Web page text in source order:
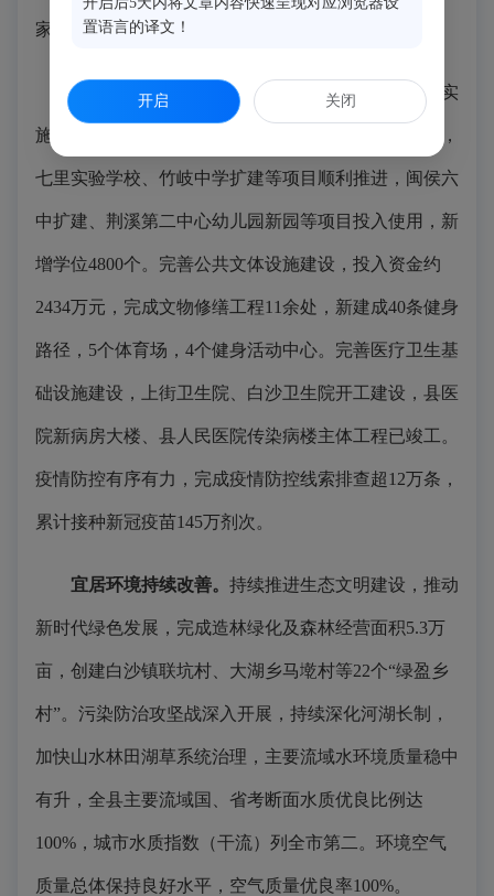
家，每千名老人拥有床位数43张。
公共服务不断加强。 持续加大教育投入，2021年实
施28个教育项目，总投资19.3亿元，年度投资6.9亿元，
七里实验学校、竹岐中学扩建等项目顺利推进，闽侯六
中扩建、荆溪第二中心幼儿园新园等项目投入使用，新
增学位4800个。完善公共文体设施建设，投入资金约
2434万元，完成文物修缮工程11余处，新建成40条健身
路径，5个体育场，4个健身活动中心。完善医疗卫生基
础设施建设，上街卫生院、白沙卫生院开工建设，县医
院新病房大楼、县人民医院传染病楼主体工程已竣工。
疫情防控有序有力，完成疫情防控线索排查超12万条，
累计接种新冠疫苗145万剂次。
宜居环境持续改善。 持续推进生态文明建设，推动
新时代绿色发展，完成造林绿化及森林经营面积5.3万
亩，创建白沙镇联坑村、大湖乡马墘村等22个“绿盈乡
村”。污染防治攻坚战深入开展，持续深化河湖长制，
加快山水林田湖草系统治理，主要流域水环境质量稳中
有升，全县主要流域国、省考断面水质优良比例达
100%，城市水质指数（干流）列全市第二。环境空气
质量总体保持良好水平，空气质量优良率100%。
置语言的译文！
开启 关闭